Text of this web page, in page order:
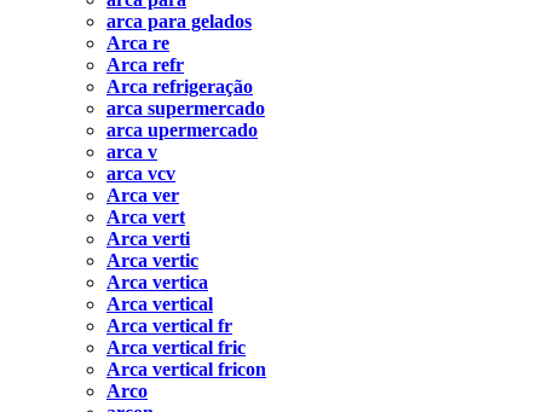
arca para gelados
Arca re
Arca refr
Arca refrigeração
arca supermercado
arca upermercado
arca v
arca vcv
Arca ver
Arca vert
Arca verti
Arca vertic
Arca vertica
Arca vertical
Arca vertical fr
Arca vertical fric
Arca vertical fricon
Arco